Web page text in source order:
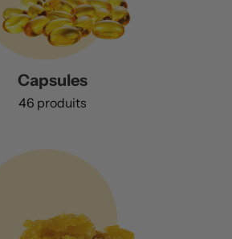
Capsules
46 produits